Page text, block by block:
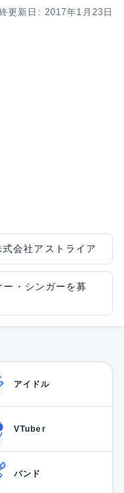
更新日: 2017年1月23日
会社アストライア
・シンガーを募
アイドル
VTuber
バンド